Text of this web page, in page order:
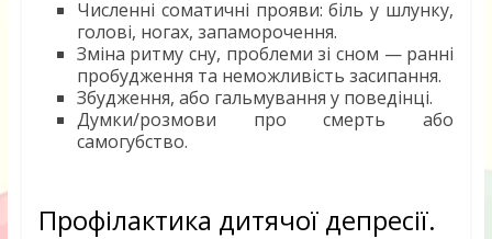
Численні соматичні прояви: біль у шлунку,
голові, ногах, запаморочення.
Зміна ритму сну, проблеми зі сном — ранні
пробудження та неможливість засипання.
Збудження, або гальмування у поведінці.
Думки/розмови про смерть або
самогубство.
Профілактика дитячої депресії.